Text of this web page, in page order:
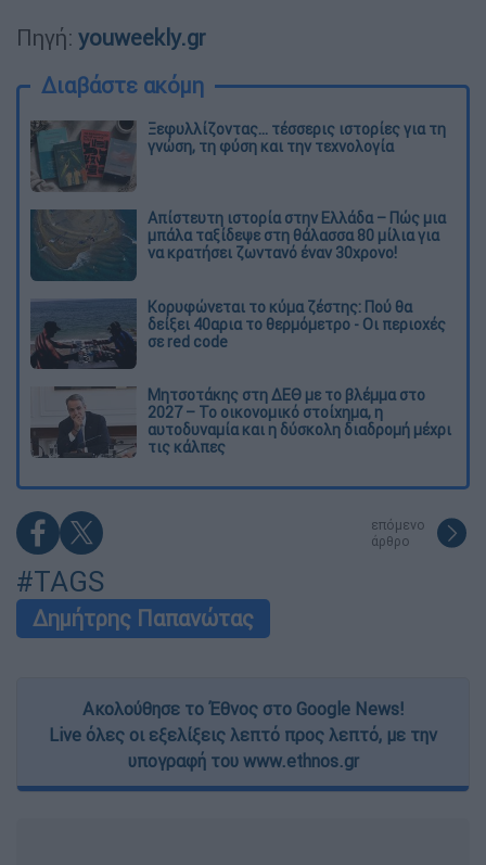
Πηγή: youweekly.gr
Διαβάστε ακόμη
Ξεφυλλίζοντας... τέσσερις ιστορίες για τη
γνώση, τη φύση και την τεχνολογία
Απίστευτη ιστορία στην Ελλάδα – Πώς μια
μπάλα ταξίδεψε στη θάλασσα 80 μίλια για
να κρατήσει ζωντανό έναν 30χρονο!
Κορυφώνεται το κύμα ζέστης: Πού θα
δείξει 40αρια το θερμόμετρο - Οι περιοχές
σε red code
Μητσοτάκης στη ΔΕΘ με το βλέμμα στο
2027 – Το οικονομικό στοίχημα, η
αυτοδυναμία και η δύσκολη διαδρομή μέχρι
τις κάλπες
επόμενο
άρθρο
#TAGS
Δημήτρης Παπανώτας
Ακολούθησε το Έθνος στο Google News!
Live όλες οι εξελίξεις λεπτό προς λεπτό, με την
υπογραφή του www.ethnos.gr